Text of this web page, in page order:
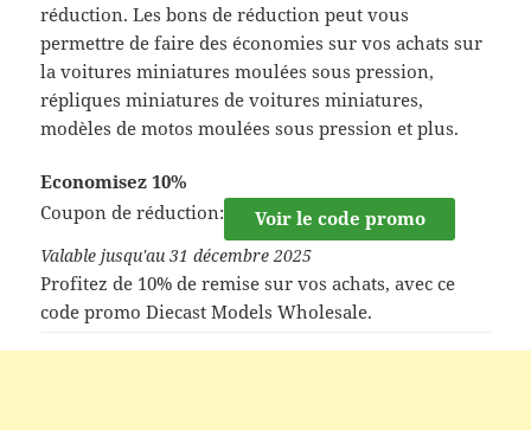
réduction. Les bons de réduction peut vous
permettre de faire des économies sur vos achats sur
la voitures miniatures moulées sous pression,
répliques miniatures de voitures miniatures,
modèles de motos moulées sous pression et plus.
Economisez 10%
Coupon de réduction:
Voir le code promo
Valable jusqu'au 31 décembre 2025
Profitez de 10% de remise sur vos achats, avec ce
code promo Diecast Models Wholesale.